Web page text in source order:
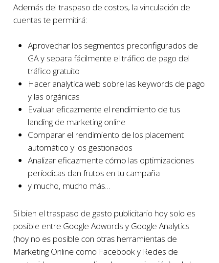
Además del traspaso de costos, la vinculación de
cuentas te permitirá:
Aprovechar los segmentos preconfigurados de
GA y separa fácilmente el tráfico de pago del
tráfico gratuito
Hacer analytica web sobre las keywords de pago
y las orgánicas
Evaluar eficazmente el rendimiento de tus
landing de marketing online
Comparar el rendimiento de los placement
automático y los gestionados
Analizar eficazmente cómo las optimizaciones
períodicas dan frutos en tu campaña
y mucho, mucho más…
Si bien el traspaso de gasto publicitario hoy solo es
posible entre Google Adwords y Google Analytics
(hoy no es posible con otras herramientas de
Marketing Online como Facebook y Redes de